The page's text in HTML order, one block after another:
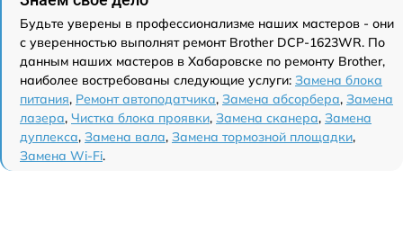
Будьте уверены в профессионализме наших мастеров - они
с уверенностью выполнят ремонт Brother DCP-1623WR. По
данным наших мастеров в Хабаровске по ремонту Brother,
наиболее востребованы следующие услуги: Замена блока
питания, Ремонт автоподатчика, Замена абсорбера, Замена
лазера, Чистка блока проявки, Замена сканера, Замена
дуплекса, Замена вала, Замена тормозной площадки,
Замена Wi-Fi.